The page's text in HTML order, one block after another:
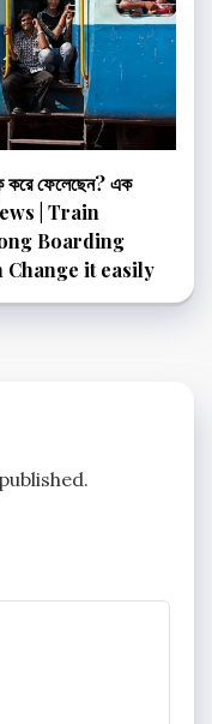
ফেলেছেন? এক
| Train
Boarding
Change it easily